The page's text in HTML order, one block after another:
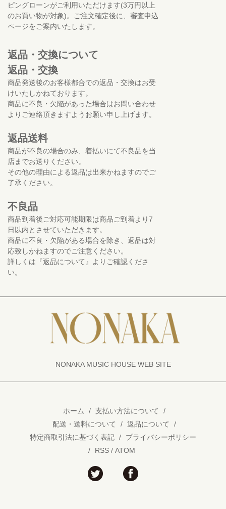
ピングローンがご利用いただけます(3万円以上
のお買い物が対象)。ご注文確定後に、審査申込
ページをご案内いたします。
返品・交換について
返品・交換
商品発送後のお客様都合での返品・交換はお受
けいたしかねております。
商品に不良・欠陥があった場合はお問い合わせ
よりご連絡頂きますようお願い申し上げます。
返品送料
商品が不良の場合のみ、着払いにて不良品を当
店までお送りください。
その他の理由による返品は出来かねますのでご
了承ください。
不良品
商品到着後ご対応可能期限は商品ご到着より7
日以内とさせていただきます。
商品に不良・欠陥がある場合を除き、返品は対
応致しかねますのでご注意ください。
詳しくは『返品について』よりご確認くださ
い。
NONAKA MUSIC HOUSE WEB SITE
ホーム / 支払い方法について
/
配送・送料について
/ 返品について
/
特定商取引法に基づく表記 /
プライバシーポリシー
/
RSS / ATOM